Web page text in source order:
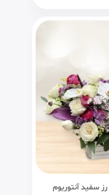
سفید آنتوریوم